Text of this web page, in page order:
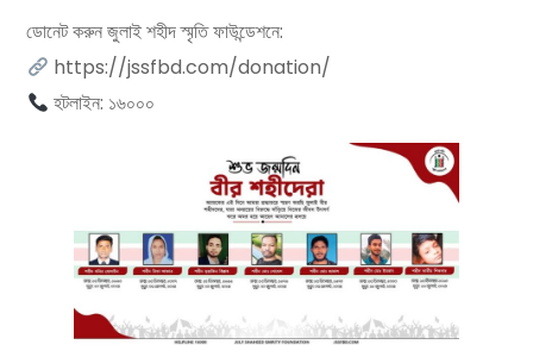
ডোনেট করুন জুলাই শহীদ স্মৃতি ফাউন্ডেশনে:
https://jssfbd.com/donation/
হটলাইন: ১৬০০০